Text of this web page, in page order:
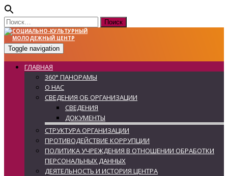
Найти:
Toggle navigation
ГЛАВНАЯ
360° ПАНОРАМЫ
О НАС
СВЕДЕНИЯ ОБ ОРГАНИЗАЦИИ
СВЕДЕНИЯ
ДОКУМЕНТЫ
СТРУКТУРА ОРГАНИЗАЦИИ
ПРОТИВОДЕЙСТВИЕ КОРРУПЦИИ
ПОЛИТИКА УЧРЕЖДЕНИЯ В ОТНОШЕНИИ ОБРАБОТКИ
ПЕРСОНАЛЬНЫХ ДАННЫХ
ДЕЯТЕЛЬНОСТЬ И ИСТОРИЯ ЦЕНТРА